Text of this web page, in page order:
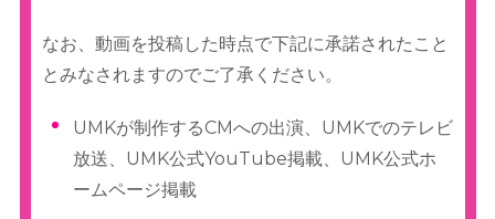
なお、動画を投稿した時点で下記に承諾されたこと
とみなされますのでご了承ください。
UMKが制作するCMへの出演、UMKでのテレビ
放送、UMK公式YouTube掲載、UMK公式ホ
ームページ掲載